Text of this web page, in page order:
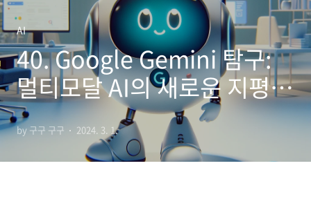
AI
40. Google Gemini 탐구:
멀티모달 AI의 새로운 지평을
여는 길 (2)
by 구구 구구 2024. 3. 1.